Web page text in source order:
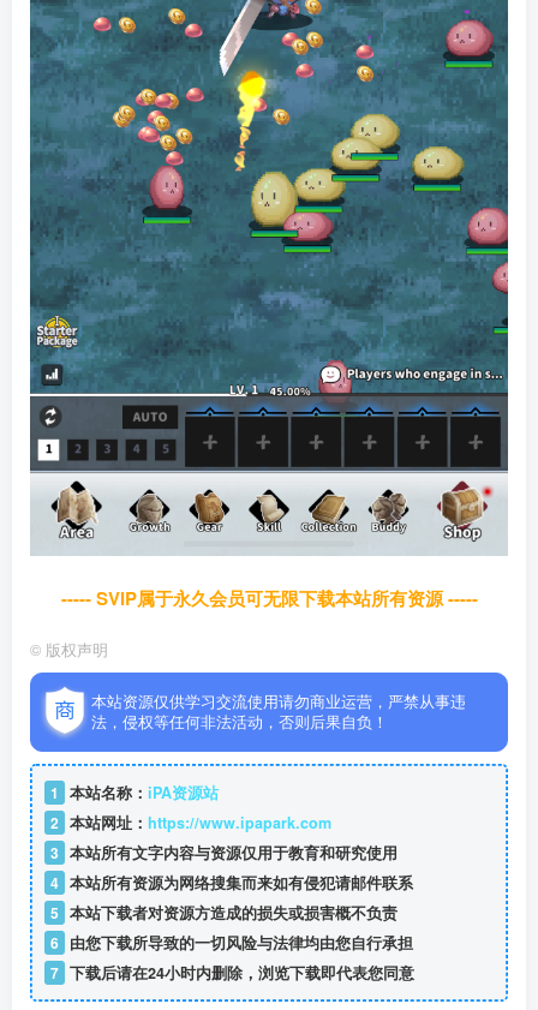
----- SVIP属于永久会员可无限下载本站所有资源 -----
© 版权声明
本站资源仅供学习交流使用请勿商业运营，严禁从事违
法，侵权等任何非法活动，否则后果自负！
1 本站名称： iPA资源站
2 本站网址： https://www.ipapark.com
3 本站所有文字内容与资源仅用于教育和研究使用
4 本站所有资源为网络搜集而来如有侵犯请邮件联系
5 本站下载者对资源方造成的损失或损害概不负责
6 由您下载所导致的一切风险与法律均由您自行承担
7 下载后请在24小时内删除，浏览下载即代表您同意